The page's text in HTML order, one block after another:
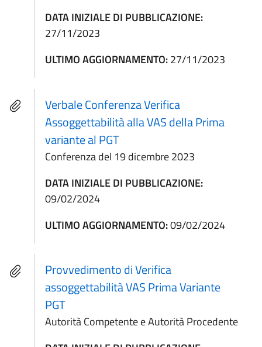
DATA INIZIALE DI PUBBLICAZIONE:
27/11/2023
ULTIMO AGGIORNAMENTO:27/11/2023
Verbale Conferenza Verifica
Assoggettabilità alla VAS della Prima
variante al PGT
Conferenza del 19 dicembre 2023
DATA INIZIALE DI PUBBLICAZIONE:
09/02/2024
ULTIMO AGGIORNAMENTO:09/02/2024
Provvedimento di Verifica
assoggettabilità VAS Prima Variante
PGT
Autorità Competente e Autorità Procedente